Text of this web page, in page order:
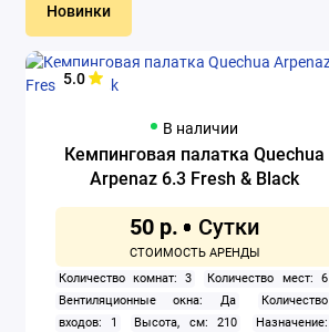
Новинки
5.0
В наличии
Кемпинговая палатка Quechua
Arpenaz 6.3 Fresh & Black
50 р.
Количество комнат: 3
Количество мест: 6
Вентиляционные окна: Да
Количество
входов: 1
Высота, см: 210
Назначение: